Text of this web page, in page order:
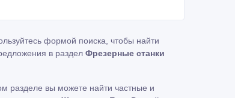
формой поиска, чтобы найти
в раздел Фрезерные станки
разделе вы можете найти частные и